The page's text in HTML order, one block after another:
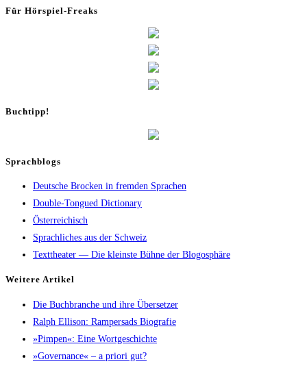
Für Hör­spiel-Freaks
Buch­tipp!
Sprachblogs
Deutsche Brocken in fremden Sprachen
Double-Tongued Dictionary
Österreichisch
Sprachliches aus der Schweiz
Texttheater — Die kleinste Bühne der Blogosphäre
Wei­te­re Artikel
Die Buch­bran­che und ihre Übersetzer
Ralph Elli­son: Ram­pers­ads Biografie
»Pim­pen«: Eine Wortgeschichte
»Gover­nan­ce« – a prio­ri gut?